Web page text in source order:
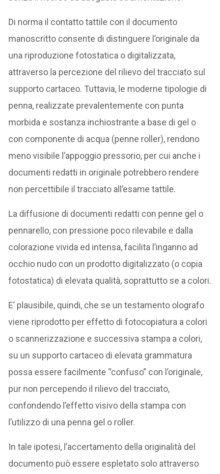
Di norma il contatto tattile con il documento
manoscritto consente di distinguere l’originale da
una riproduzione fotostatica o digitalizzata,
attraverso la percezione del rilievo del tracciato sul
supporto cartaceo. Tuttavia, le moderne tipologie di
penna, realizzate prevalentemente con punta
morbida e sostanza inchiostrante a base di gel o
con componente di acqua (penne roller), rendono
meno visibile l’appoggio pressorio, per cui anche i
documenti redatti in originale potrebbero rendere
non percettibile il tracciato all’esame tattile.
La diffusione di documenti redatti con penne gel o
pennarello, con pressione poco rilevabile e dalla
colorazione vivida ed intensa, facilita l’inganno ad
occhio nudo con un prodotto digitalizzato (o copia
fotostatica) di elevata qualità, soprattutto se a colori.
E’ plausibile, quindi, che se un testamento olografo
viene riprodotto per effetto di fotocopiatura a colori
o scannerizzazione e successiva stampa a colori,
su un supporto cartaceo di elevata grammatura
possa essere facilmente “confuso” con l’originale,
pur non percependo il rilievo del tracciato,
confondendo l’effetto visivo della stampa con
l’utilizzo di una penna gel o roller.
In tale ipotesi, l’accertamento della originalità del
documento può essere espletato solo attraverso